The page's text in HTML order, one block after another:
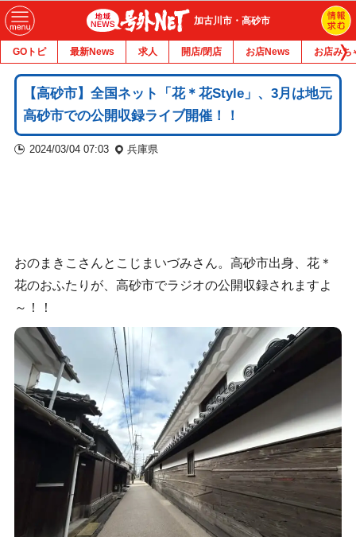
加古川市・高砂市
GOトピ 最新News 求人 開店/閉店 お店News お店みち
【高砂市】全国ネット「花＊花Style」、3月は地元
高砂市での公開収録ライブ開催！！
2024/03/04 07:03 兵庫県
おのまきこさんとこじまいづみさん。高砂市出身、花＊
花のおふたりが、高砂市でラジオの公開収録されますよ
～！！